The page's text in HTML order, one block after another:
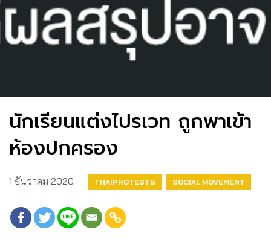
นักเรียนแต่งไปรเวท ถูกพาเข้า
ห้องปกครอง
1 ธันวาคม 2020 THAIPROTESTS SOCIAL MOVEMENT